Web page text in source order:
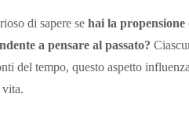
di sapere se hai la
a pensare al passato?
del tempo, questo aspetto
vita.